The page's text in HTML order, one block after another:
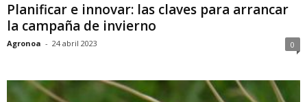
Planificar e innovar: las claves para arrancar
la campaña de invierno
Agronoa - 24 abril 2023 0